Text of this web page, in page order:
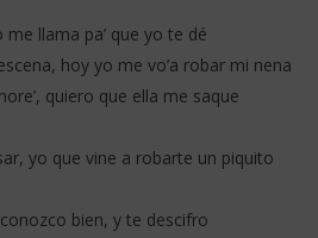
me llama pa’ que yo te dé
hoy yo me vo’a robar mi nena
quiero que ella me saque
yo que vine a robarte un piquito
bien, y te descifro